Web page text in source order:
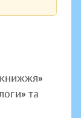
та